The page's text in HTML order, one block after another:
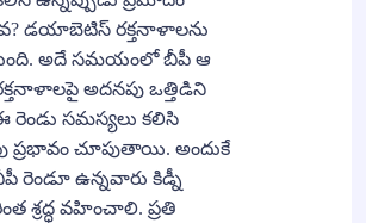
డయాబెటిస్ రక్తనాళాలను
అదే సమయంలో బీపీ ఆ
అదనపు ఒత్తిడిని
రెండు సమస్యలు కలిసి
ప్రభావం చూపుతాయి. అందుకే
ఉన్నవారు కిడ్నీ
శ్రద్ధ వహించాలి. ప్రతి